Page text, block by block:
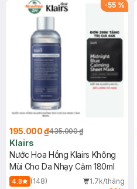
-55 %
195.000 ₫435.000 ₫
Klairs
Nước Hoa Hồng Klairs Không
Mùi Cho Da Nhạy Cảm 180ml
4.8 (148)
1.7k/tháng